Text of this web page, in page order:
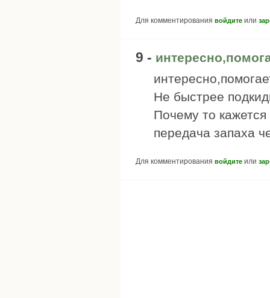
Для комментирования войдите или
9 -
Не быстрее
Почему то
передача запаха
Для комментирования войдите или